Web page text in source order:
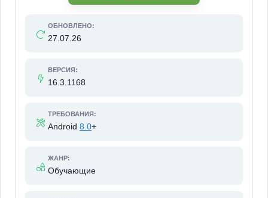
ОБНОВЛЕНО:
27.07.26
ВЕРСИЯ:
16.3.1168
ТРЕБОВАНИЯ:
Android 8.0+
ЖАНР:
Обучающие